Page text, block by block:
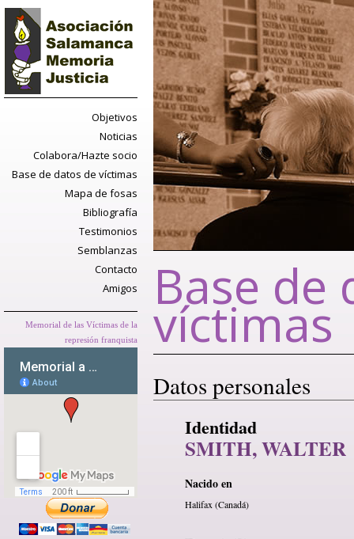
Objetivos
Noticias
Colabora/Hazte socio
Base de datos de víctimas
Mapa de fosas
Bibliografía
Testimonios
Semblanzas
Contacto
Amigos
Memorial de las Víctimas de la
represión franquista
Base de
víctimas
Datos personales
Identidad
SMITH, WALTER
Nacido en
Halifax (Canadá)